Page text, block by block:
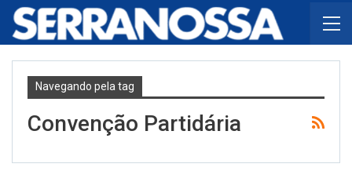
Navegando pela tag
Convenção Partidária